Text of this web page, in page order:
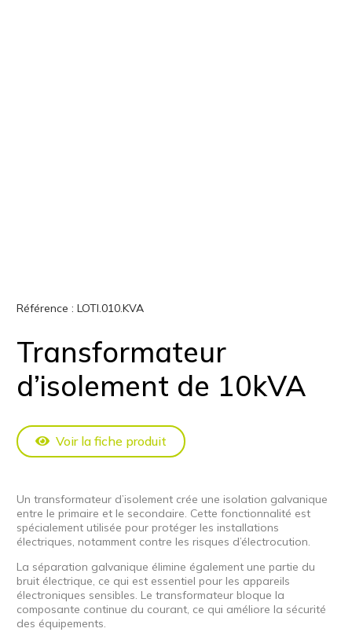
Référence : LOTI.010.KVA
Transformateur
d’isolement de 10kVA
Voir la fiche produit
Un transformateur d’isolement crée une isolation galvanique
entre le primaire et le secondaire. Cette fonctionnalité est
spécialement utilisée pour protéger les installations
électriques, notamment contre les risques d’électrocution.
La séparation galvanique élimine également une partie du
bruit électrique, ce qui est essentiel pour les appareils
électroniques sensibles. Le transformateur bloque la
composante continue du courant, ce qui améliore la sécurité
des équipements.